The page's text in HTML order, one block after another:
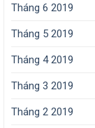
Tháng 6 2019
Tháng 5 2019
Tháng 4 2019
Tháng 3 2019
Tháng 2 2019